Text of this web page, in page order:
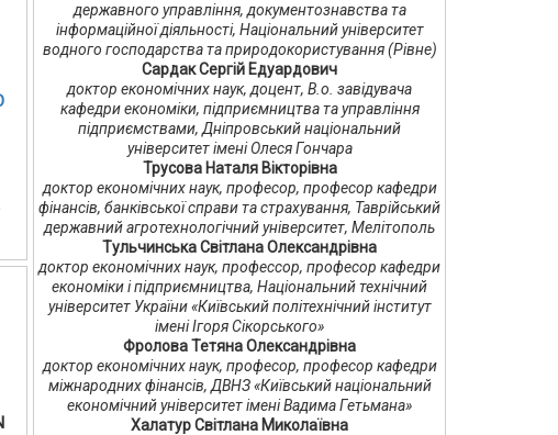
державного управління, документознавства та
інформаційної діяльності, Національний університет
водного господарства та природокористування (Рівне)
Сардак Сергій Едуардович
доктор економічних наук, доцент, В.о. завідувача
кафедри економіки, підприємництва та управління
підприємствами, Дніпровський національний
університет імені Олеся Гончара
Трусова Наталя Вікторівна
доктор економічних наук, професор, професор кафедри
фінансів, банківської справи та страхування, Таврійський
державний агротехнологічний університет, Мелітополь
Тульчинська Світлана Олександрівна
доктор економічних наук, профессор, професор кафедри
економіки і підприємництва, Національний технічний
університет України «Київський політехнічний інститут
імені Ігоря Сікорського»
Фролова Тетяна Олександрівна
доктор економічних наук, професор, професор кафедри
міжнародних фінансів, ДВНЗ «Київський національний
економічний університет імені Вадима Гетьмана»
Халатур Світлана Миколаївна